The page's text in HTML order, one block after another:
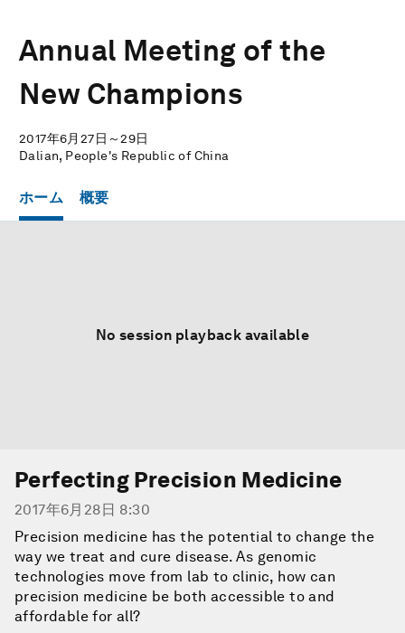
Annual Meeting of the
New Champions
2017年6月27日～29日
Dalian, People's Republic of China
ホーム 概要
No session playback available
Perfecting Precision Medicine
2017年6月28日 8:30
Precision medicine has the potential to change the
way we treat and cure disease. As genomic
technologies move from lab to clinic, how can
precision medicine be both accessible to and
affordable for all?